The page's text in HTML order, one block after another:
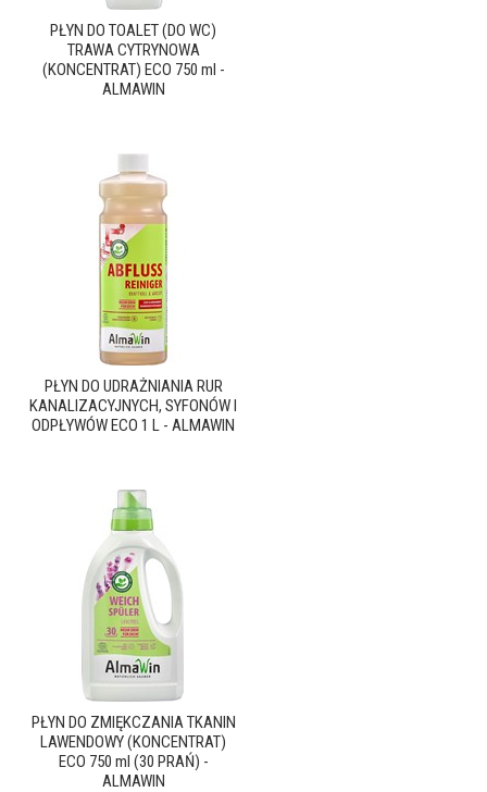
PŁYN DO TOALET (DO WC)
TRAWA CYTRYNOWA
(KONCENTRAT) ECO 750 ml -
ALMAWIN
PŁYN DO UDRAŻNIANIA RUR
KANALIZACYJNYCH, SYFONÓW I
ODPŁYWÓW ECO 1 L - ALMAWIN
PŁYN DO ZMIĘKCZANIA TKANIN
LAWENDOWY (KONCENTRAT)
ECO 750 ml (30 PRAŃ) -
ALMAWIN